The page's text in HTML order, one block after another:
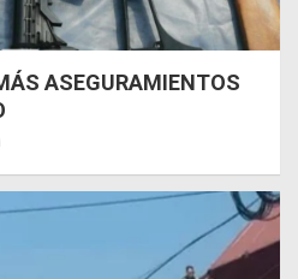
ASEGURAMIENTOS